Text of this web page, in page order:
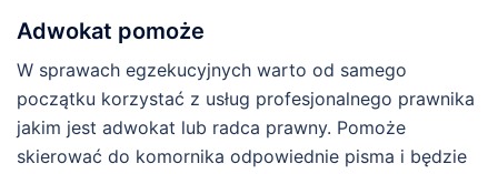
Adwokat pomoże
W sprawach egzekucyjnych warto od samego
początku korzystać z usług profesjonalnego prawnika
jakim jest adwokat lub radca prawny. Pomoże
skierować do komornika odpowiednie pisma i będzie